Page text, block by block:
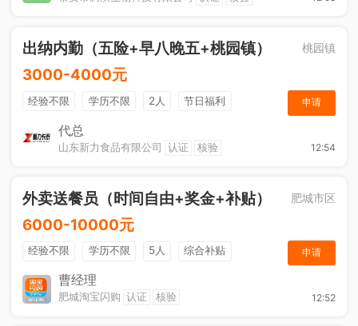
出纳内勤（五险+早八晚五+桃园镇） 桃园镇
3000-4000元
经验不限 学历不限 2人
节日福利
社保五险
工作餐
申请
代总
山东新力食品有限公司 认证 核验 12:54
外卖送餐员（时间自由+奖金+补贴） 肥城市区
6000-10000元
经验不限 学历不限 5人
综合补贴
奖励计划
加班补助
申请
曹经理
肥城淘宝闪购 认证 核验 12:52